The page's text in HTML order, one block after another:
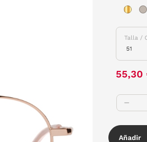
Talla /
55,30
Añadir